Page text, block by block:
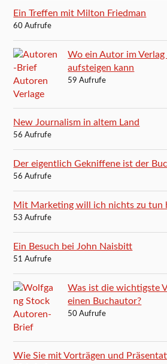
Ein Treffen mit Milton Friedman
60 Aufrufe
Wo ein Autor im
aufsteigen kann
59 Aufrufe
New Journalism in altem Land
56 Aufrufe
Der eigentlich Gekniffene ist der
56 Aufrufe
Mit Marketing will ich nichts zu tun
53 Aufrufe
Ein Besuch bei John Naisbitt
51 Aufrufe
Was ist die wichtigste
einen Buchautor?
50 Aufrufe
Wie Sie mit Vorträgen und